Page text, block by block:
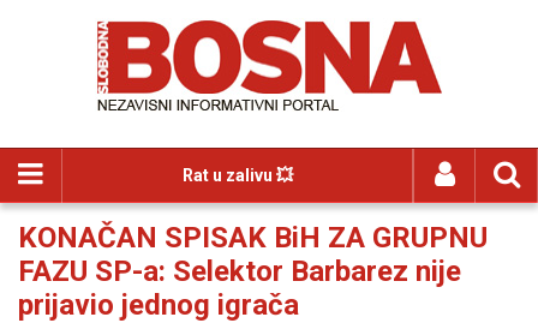
Rat u zalivu 💥
KONAČAN SPISAK BiH ZA GRUPNU
FAZU SP-a: Selektor Barbarez nije
prijavio jednog igrača